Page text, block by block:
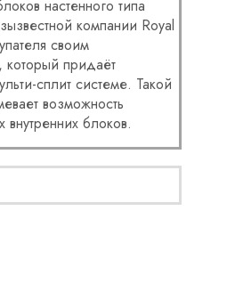
настенного типа
компании Royal
своим
придаёт
сплит системе. Такой
возможность
блоков.